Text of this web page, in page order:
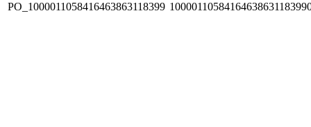
PO_1000011058416463863118399